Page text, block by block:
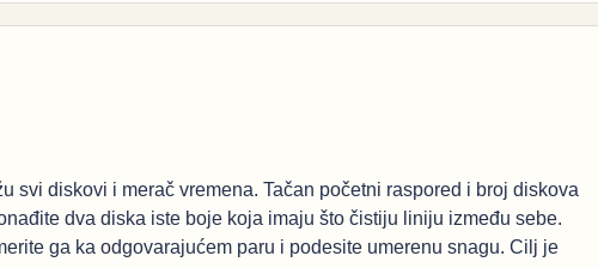
svi diskovi i merač vremena. Tačan početni raspored i broj diskova
dva diska iste boje koja imaju što čistiju liniju između sebe.
ga ka odgovarajućem paru i podesite umerenu snagu. Cilj je